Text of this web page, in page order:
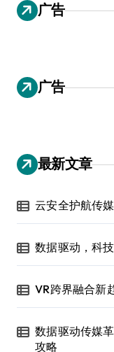
广告
广告
最新文章
云安全护航传
数据驱动，科
VR跨界融合新
数据驱动传媒
攻略